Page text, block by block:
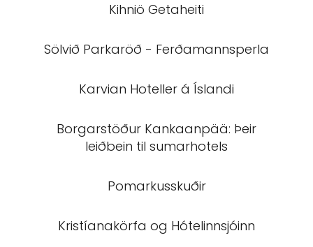
Kihniö Getaheiti
Sölvið Parkaröð - Ferðamannsperla
Karvian Hoteller á Íslandi
Borgarstöður Kankaanpää: Þeir
leiðbein til sumarhotels
Pomarkusskuðir
Kristíanakörfa og Hótelinnsjóinn